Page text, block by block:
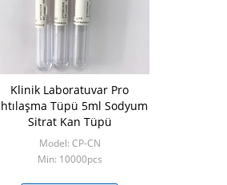
Klinik Laboratuvar Pro
Tüpü 5ml Sodyum
Sitrat Kan Tüpü
Model: CP-CN
Min: 10000pcs